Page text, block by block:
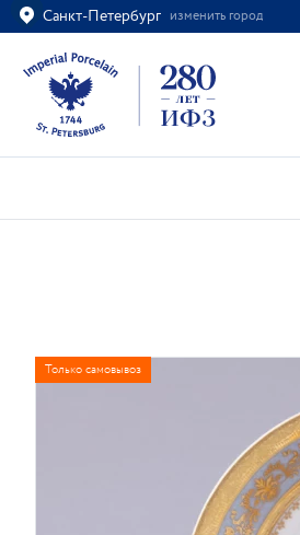
Санкт-Петербург изменить город
Ваш город Санкт-Петербург?
ВСЁ ВЕРНО ИЗМЕНИТЬ
Только самовывоз